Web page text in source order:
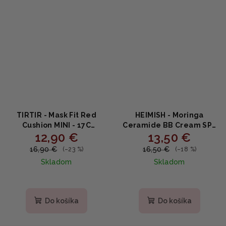
TIRTIR - Mask Fit Red
Cushion MINI - 17C
PORCELAIN - cushion s
niacínamidom,
propolisom a
polomatným efektom
12,90 €
16,90 € (–23 %)
Skladom
Do košíka
HEIMISH - Moringa
Ceramide BB Cream SPF
30++ 23 Light Medium -
Vyživujúci BB krém 30ml
13,50 €
16,50 € (–18 %)
Skladom
produktu
Do košíka